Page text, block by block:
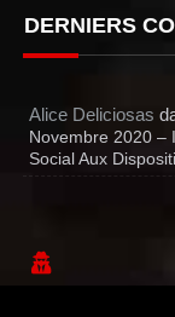
DERNIERS
Alice Deliciosas
Novembre 2020 –
Social Aux